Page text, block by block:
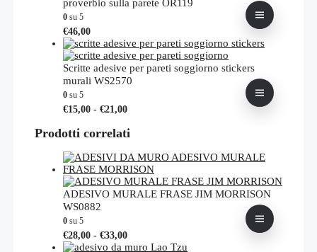
a
essere
scelte
nella
pagina
prodotto
proverbio sulla parete OR119
0 su 5
€46,00Questo
prodotto
ha
più
varianti.
possono
essere
scelte
pagina
del
prodotto
Scritte adesive per pareti soggiorno stickers
murali WS2570
0 su 5
€15,00 - €21,00Fascia
prezzo:
€15,00
a
€21,00
Questo
ha
varianti.
Le
opzioni
possono
pagina
Prodotti correlati
ADESIVO MURALE FRASE JIM MORRISON
WS0882
0 su 5
€28,00 - €33,00Fascia
di
Questo
prodotto